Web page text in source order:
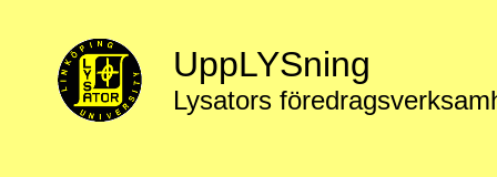
UppLYSning
Lysators